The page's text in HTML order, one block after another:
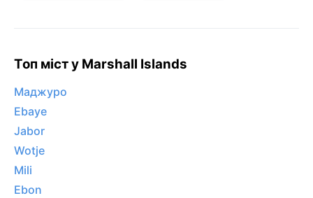
Топ міст у Marshall Islands
Маджуро
Ebaye
Jabor
Wotje
Mili
Ebon